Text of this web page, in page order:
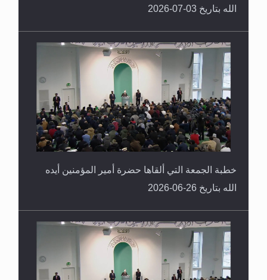
الله بتاريخ 03-07-2026
خطبة الجمعة التي ألقاها حضرة أمير المؤمنين أيده
الله بتاريخ 26-06-2026